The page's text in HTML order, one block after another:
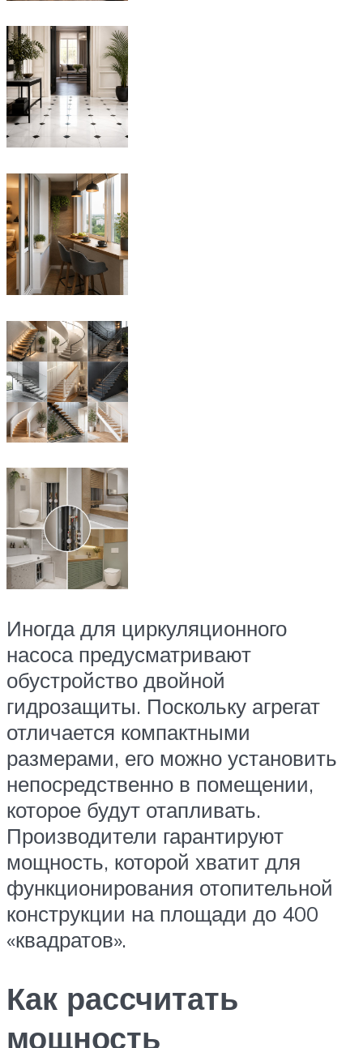
Иногда для циркуляционного
насоса предусматривают
обустройство двойной
гидрозащиты. Поскольку агрегат
отличается компактными
размерами, его можно установить
непосредственно в помещении,
которое будут отапливать.
Производители гарантируют
мощность, которой хватит для
функционирования отопительной
конструкции на площади до 400
«квадратов».
Как рассчитать
мощность